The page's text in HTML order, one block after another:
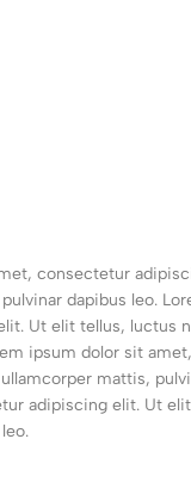
consectetur
dapibus leo.
Ut elit tellus, luctus
ipsum dolor sit
mattis,
adipiscing elit. Ut